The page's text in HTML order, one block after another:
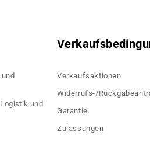
und
Verkaufsaktionen
Widerrufs-/
Garantie
Zulassungen